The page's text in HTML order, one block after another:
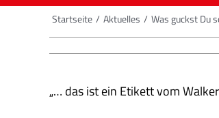
Startseite Aktuelles
Was guckst Du
„… das ist ein Etikett vom